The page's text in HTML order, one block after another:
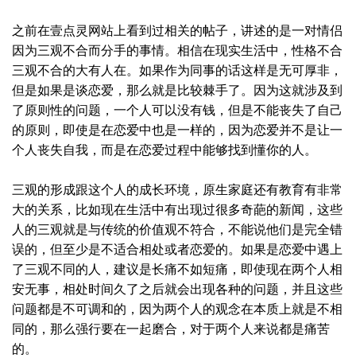
之前在壹点灵网站上看到过相关的帖子，讲述的是一对情侣
因为三观不合而分手的事情。相信在现实生活中，性格不合
三观不合的大有人在。如果作为同事的话这样是无可厚非，
但是如果是谈恋爱，那么就是比较棘手了。因为这就涉及到
了原则性的问题，一个人可以没有钱，但是不能丧失了自己
的原则，即使是在恋爱中也是一样的，因为恋爱并不是让一
个人丧失自我，而是在恋爱过程中能够找到懂你的人。
三观的形成跟这个人的成长环境，原生家庭还有教育有非常
大的关系，比如现在生活中有出现过很多奇葩的新闻，这些
人的三观就是与传统的价值观不符合，不能说他们是完全错
误的，但至少是不适合相处或者恋爱的。如果是恋爱中遇上
了三观不同的人，建议是长痛不如短痛，即使现在两个人相
安无事，相处时间久了之后就会出现各种的问题，并且这些
问题都是不可调和的，因为两个人的观念在本质上就是不相
同的，那么强行要在一起磨合，对于两个人来说都是痛苦
的。